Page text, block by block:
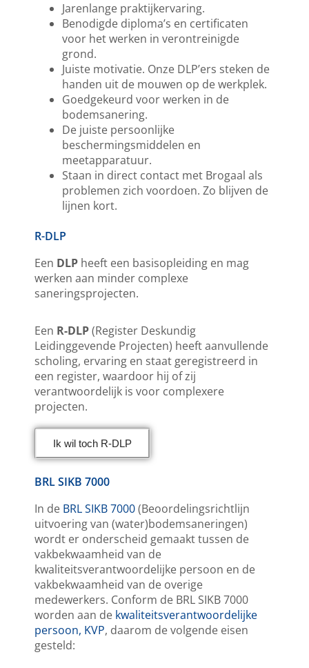
Jarenlange praktijkervaring.
Benodigde diploma’s en certificaten
voor het werken in verontreinigde
grond.
Juiste motivatie. Onze DLP’ers steken de
handen uit de mouwen op de werkplek.
Goedgekeurd voor werken in de
bodemsanering.
De juiste persoonlijke
beschermingsmiddelen en
meetapparatuur.
Staan in direct contact met Brogaal als
problemen zich voordoen. Zo blijven de
lijnen kort.
R-DLP
Een DLP heeft een basisopleiding en mag
werken aan minder complexe
saneringsprojecten.
Een R-DLP(Register Deskundig
Leidinggevende Projecten) heeft aanvullende
scholing, ervaring en staat geregistreerd in
een register, waardoor hij of zij
verantwoordelijk is voor complexere
projecten.
Ik wil toch R-DLP
BRL SIKB 7000
In de BRL SIKB 7000(Beoordelingsrichtlijn
uitvoering van (water)bodemsaneringen)
wordt er onderscheid gemaakt tussen de
vakbekwaamheid van de
kwaliteitsverantwoordelijke persoon en de
vakbekwaamheid van de overige
medewerkers. Conform de BRL SIKB 7000
worden aan de kwaliteitsverantwoordelijke
persoon, KVP, daarom de volgende eisen
gesteld: